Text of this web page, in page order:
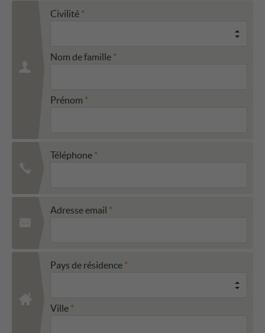
Civilité
Nom de famille
Prénom
Téléphone
Adresse email
Pays de résidence
Ville